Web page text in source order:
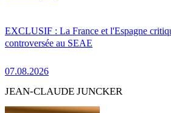
EXCLUSIF : La France et l'Espagne
controversée au SEAE
07.08.2026
JEAN-CLAUDE JUNCKER